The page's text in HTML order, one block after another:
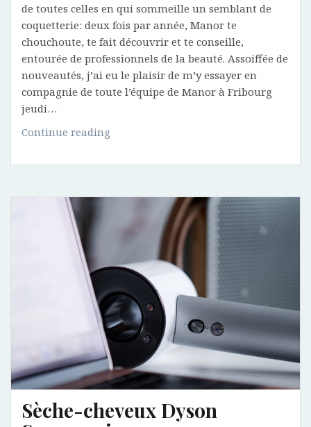
de toutes celles en qui sommeille un semblant de
coquetterie: deux fois par année, Manor te
chouchoute, te fait découvrir et te conseille,
entourée de professionnels de la beauté. Assoiffée de
nouveautés, j’ai eu le plaisir de m’y essayer en
compagnie de toute l’équipe de Manor à Fribourg
jeudi…
Continue reading
–
Fribourg
Sèche-cheveux Dyson